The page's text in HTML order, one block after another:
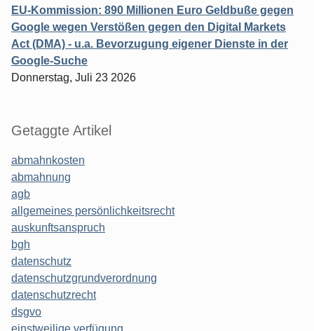
EU-Kommission: 890 Millionen Euro Geldbuße gegen
Google wegen Verstößen gegen den Digital Markets
Act (DMA) - u.a. Bevorzugung eigener Dienste in der
Google-Suche
Donnerstag, Juli 23 2026
Getaggte Artikel
abmahnkosten
abmahnung
agb
allgemeines persönlichkeitsrecht
auskunftsanspruch
bgh
datenschutz
datenschutzgrundverordnung
datenschutzrecht
dsgvo
einstweilige verfügung